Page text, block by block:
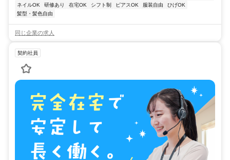
ネイルOK
研修あり 在宅OK シフト制 ピアスOK 服装自由
ひげOK
髪型・髪色自由
同じ企業の求人
契約社員